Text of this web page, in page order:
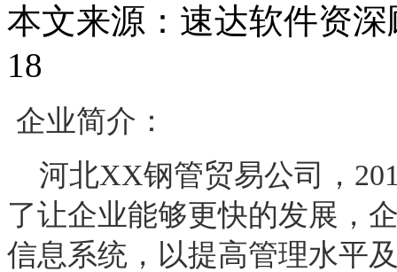
本文来源：速达软件资
18
企业简介：
河北XX钢管贸易公司，
了让企业能够更快的发展，
信息系统，以提高管理水平